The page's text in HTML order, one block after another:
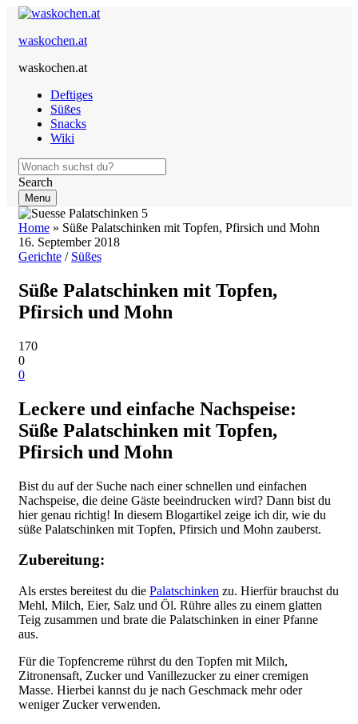
waskochen.at
waskochen.at
Deftiges
Süßes
Snacks
Wiki
Search
Menu
Home » Süße Palatschinken mit Topfen, Pfirsich und Mohn
16. September 2018
Gerichte / Süßes
Süße Palatschinken mit Topfen,
Pfirsich und Mohn
170
0
0
Leckere und einfache Nachspeise:
Süße Palatschinken mit Topfen,
Pfirsich und Mohn
Bist du auf der Suche nach einer schnellen und einfachen
Nachspeise, die deine Gäste beeindrucken wird? Dann bist du
hier genau richtig! In diesem Blogartikel zeige ich dir, wie du
süße Palatschinken mit Topfen, Pfirsich und Mohn zauberst.
Zubereitung:
Als erstes bereitest du die Palatschinken zu. Hierfür brauchst du
Mehl, Milch, Eier, Salz und Öl. Rühre alles zu einem glatten
Teig zusammen und brate die Palatschinken in einer Pfanne
aus.
Für die Topfencreme rührst du den Topfen mit Milch,
Zitronensaft, Zucker und Vanillezucker zu einer cremigen
Masse. Hierbei kannst du je nach Geschmack mehr oder
weniger Zucker verwenden.